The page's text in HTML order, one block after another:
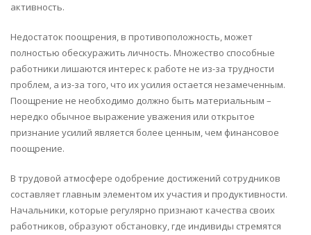
активность.
Недостаток поощрения, в противоположность, может
полностью обескуражить личность. Множество способные
работники лишаются интерес к работе не из-за трудности
проблем, а из-за того, что их усилия остается незамеченным.
Поощрение не необходимо должно быть материальным –
нередко обычное выражение уважения или открытое
признание усилий является более ценным, чем финансовое
поощрение.
В трудовой атмосфере одобрение достижений сотрудников
составляет главным элементом их участия и продуктивности.
Начальники, которые регулярно признают качества своих
работников, образуют обстановку, где индивиды стремятся